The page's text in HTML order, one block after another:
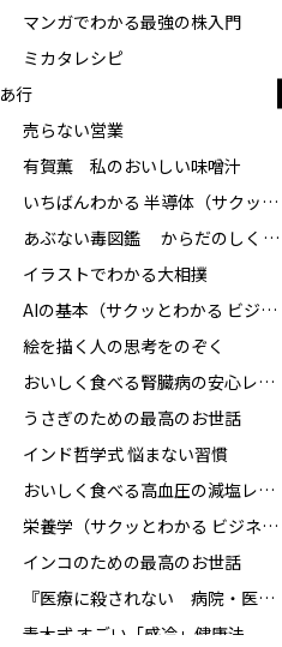
マンガでわかる最強の株入門
ミカタレシピ
あ行
売らない営業
有賀薫 私のおいしい味噌汁
いちばんわかる 半導体（サクッとわかる ビジネス教養）
あぶない毒図鑑 からだのしくみと攻略法
イラストでわかる大相撲
AIの基本（サクッとわかる ビジネス教養）
絵を描く人の思考をのぞく
おいしく食べる腎臓病の安心レシピ
うさぎのための最高のお世話
インド哲学式 悩まない習慣
おいしく食べる高血圧の減塩レシピ
栄養学（サクッとわかる ビジネス教養）
インコのための最高のお世話
『医療に殺されない 病院・医者の正しい選び方』
青木式 すごい「感冷」健康法